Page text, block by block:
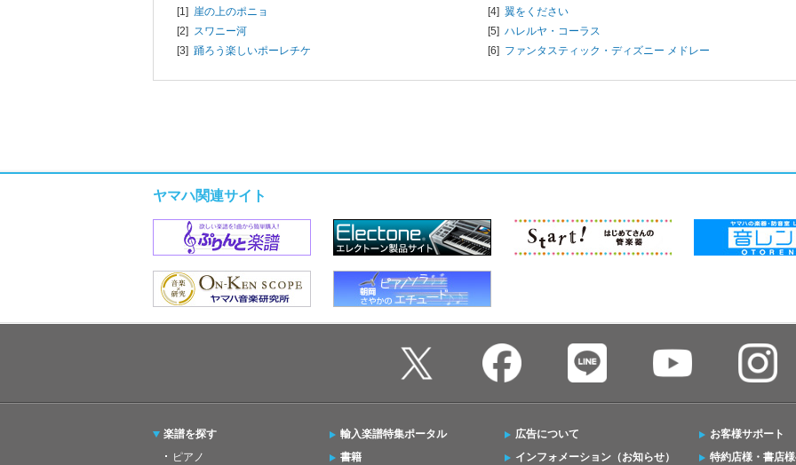
[1] 崖の上のポニョ
[2] スワニー河
[3] 踊ろう楽しいポーレチケ
[4] 翼をください
[5] ハレルヤ・コーラス
[6] ファンタスティック・ディズニー メドレー
ヤマハ関連サイト
楽譜を探す
ピアノ
輸入楽譜特集ポータル
書籍
広告について
インフォメーション（お知らせ）
お客様サポート
特約店様・書店